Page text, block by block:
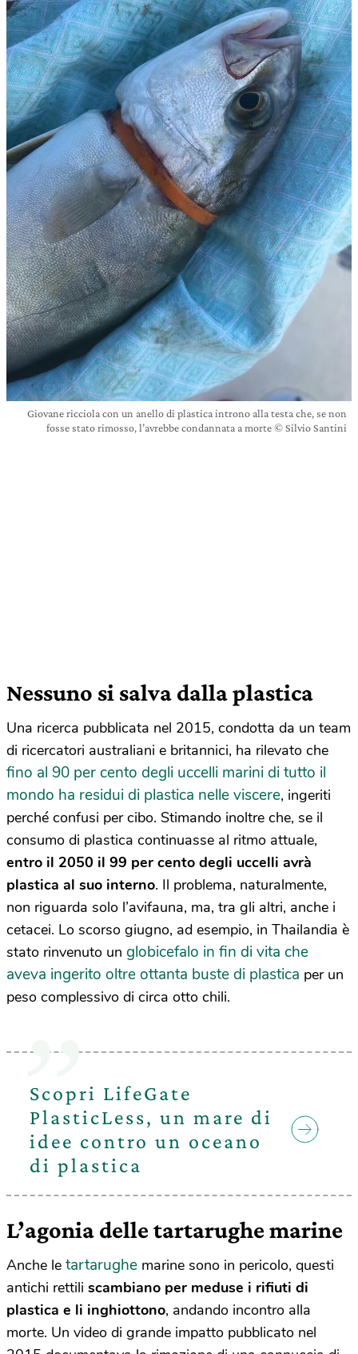
Giovane ricciola con un anello di plastica introno alla testa che, se non
fosse stato rimosso, l’avrebbe condannata a morte © Silvio Santini
Nessuno si salva dalla plastica
Una ricerca pubblicata nel 2015, condotta da un team
di ricercatori australiani e britannici, ha rilevato che
fino al 90 per cento degli uccelli marini di tutto il
mondo ha residui di plastica nelle viscere, ingeriti
perché confusi per cibo. Stimando inoltre che, se il
consumo di plastica continuasse al ritmo attuale,
entro il 2050 il 99 per cento degli uccelli avrà
plastica al suo interno. Il problema, naturalmente,
non riguarda solo l’avifauna, ma, tra gli altri, anche i
cetacei. Lo scorso giugno, ad esempio, in Thailandia è
stato rinvenuto un globicefalo in fin di vita che
aveva ingerito oltre ottanta buste di plastica per un
peso complessivo di circa otto chili.
Scopri LifeGate
PlasticLess, un mare di
idee contro un oceano
di plastica
L’agonia delle tartarughe marine
Anche le tartarughe marine sono in pericolo, questi
antichi rettili scambiano per meduse i rifiuti di
plastica e li inghiottono, andando incontro alla
morte. Un video di grande impatto pubblicato nel